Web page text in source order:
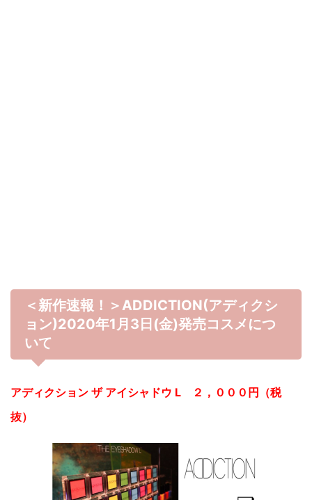
＜新作速報！＞ADDICTION(アディクシ
ョン)2020年1月3日(金)発売コスメにつ
いて
アディクション ザ アイシャドウ L ２，０００円（税
抜）